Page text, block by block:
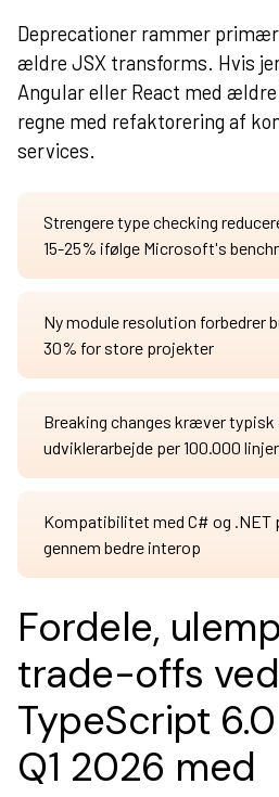
Deprecationer rammer
ældre JSX transforms. Hvis
Angular eller React med
regne med refaktorering af
services.
Strengere type checking
15-25% ifølge Microsoft's
Ny module resolution forbedrer
30% for store projekter
Breaking changes kræver
udviklerarbejde per 100.000
Kompatibilitet med C# og .NET
gennem bedre interop
Fordele,
trade-offs ved
TypeScript
Q1 2026 med